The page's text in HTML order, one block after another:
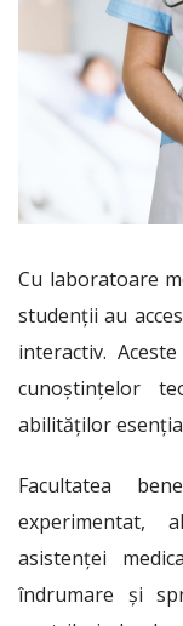
Cu laboratoare
studenții au
interactiv.
cunoștințelor
abilităților
Facultatea
experimentat,
asistenței
îndrumare și